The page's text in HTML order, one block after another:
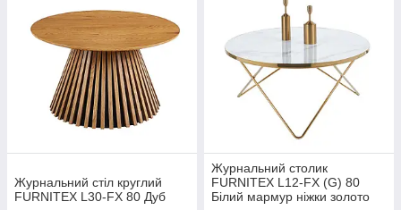
Журнальний стіл круглий
FURNITEX L30-FX 80 Дуб
Журнальний столик
FURNITEX L12-FX (G) 80
Білий мармур ніжки золото